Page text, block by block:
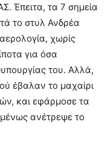
Έπειτα, τα 7 σημεία
το στυλ Ανδρέα
χωρίς
για όσα
του. Αλλά,
έβαλαν το μαχαίρι
και εφάρμοσε τα
ανέτρεψε το